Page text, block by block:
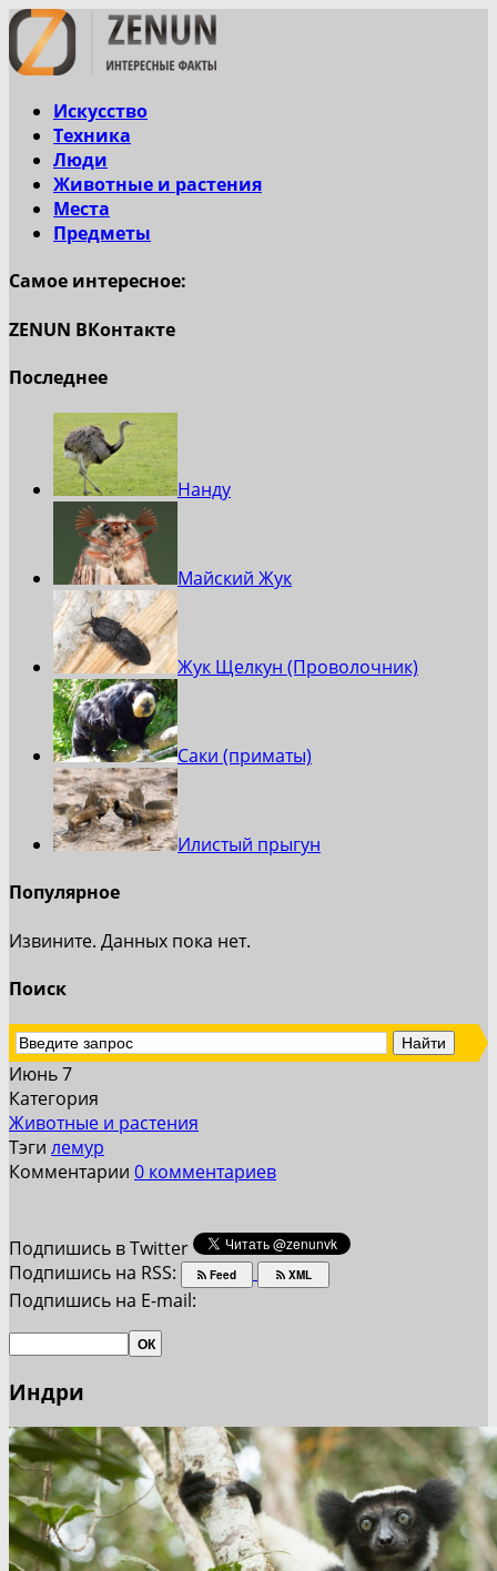
Искусство
Техника
Люди
Животные и растения
Места
Предметы
Самое интересное:
ZENUN ВКонтакте
Последнее
Нанду
Майский Жук
Жук Щелкун (Проволочник)
Саки (приматы)
Илистый прыгун
Популярное
Извините. Данных пока нет.
Поиск
Июнь 7
Категория
Животные и растения
Тэги лемур
Комментарии 0 комментариев
Подпишись в Twitter
Подпишись на RSS:
Feed XML
Подпишись на E-mail:
Индри